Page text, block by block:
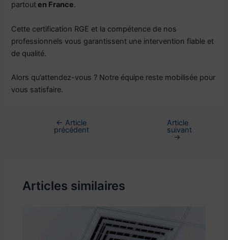
partouten France.
Cette certification RGE et la compétence de nos
professionnels vous garantissent une intervention fiable et
de qualité.
Alors qu’attendez-vous ? Notre équipe reste mobilisée pour
vous satisfaire.
← Article
précédent
Article
suivant
→
Articles similaires